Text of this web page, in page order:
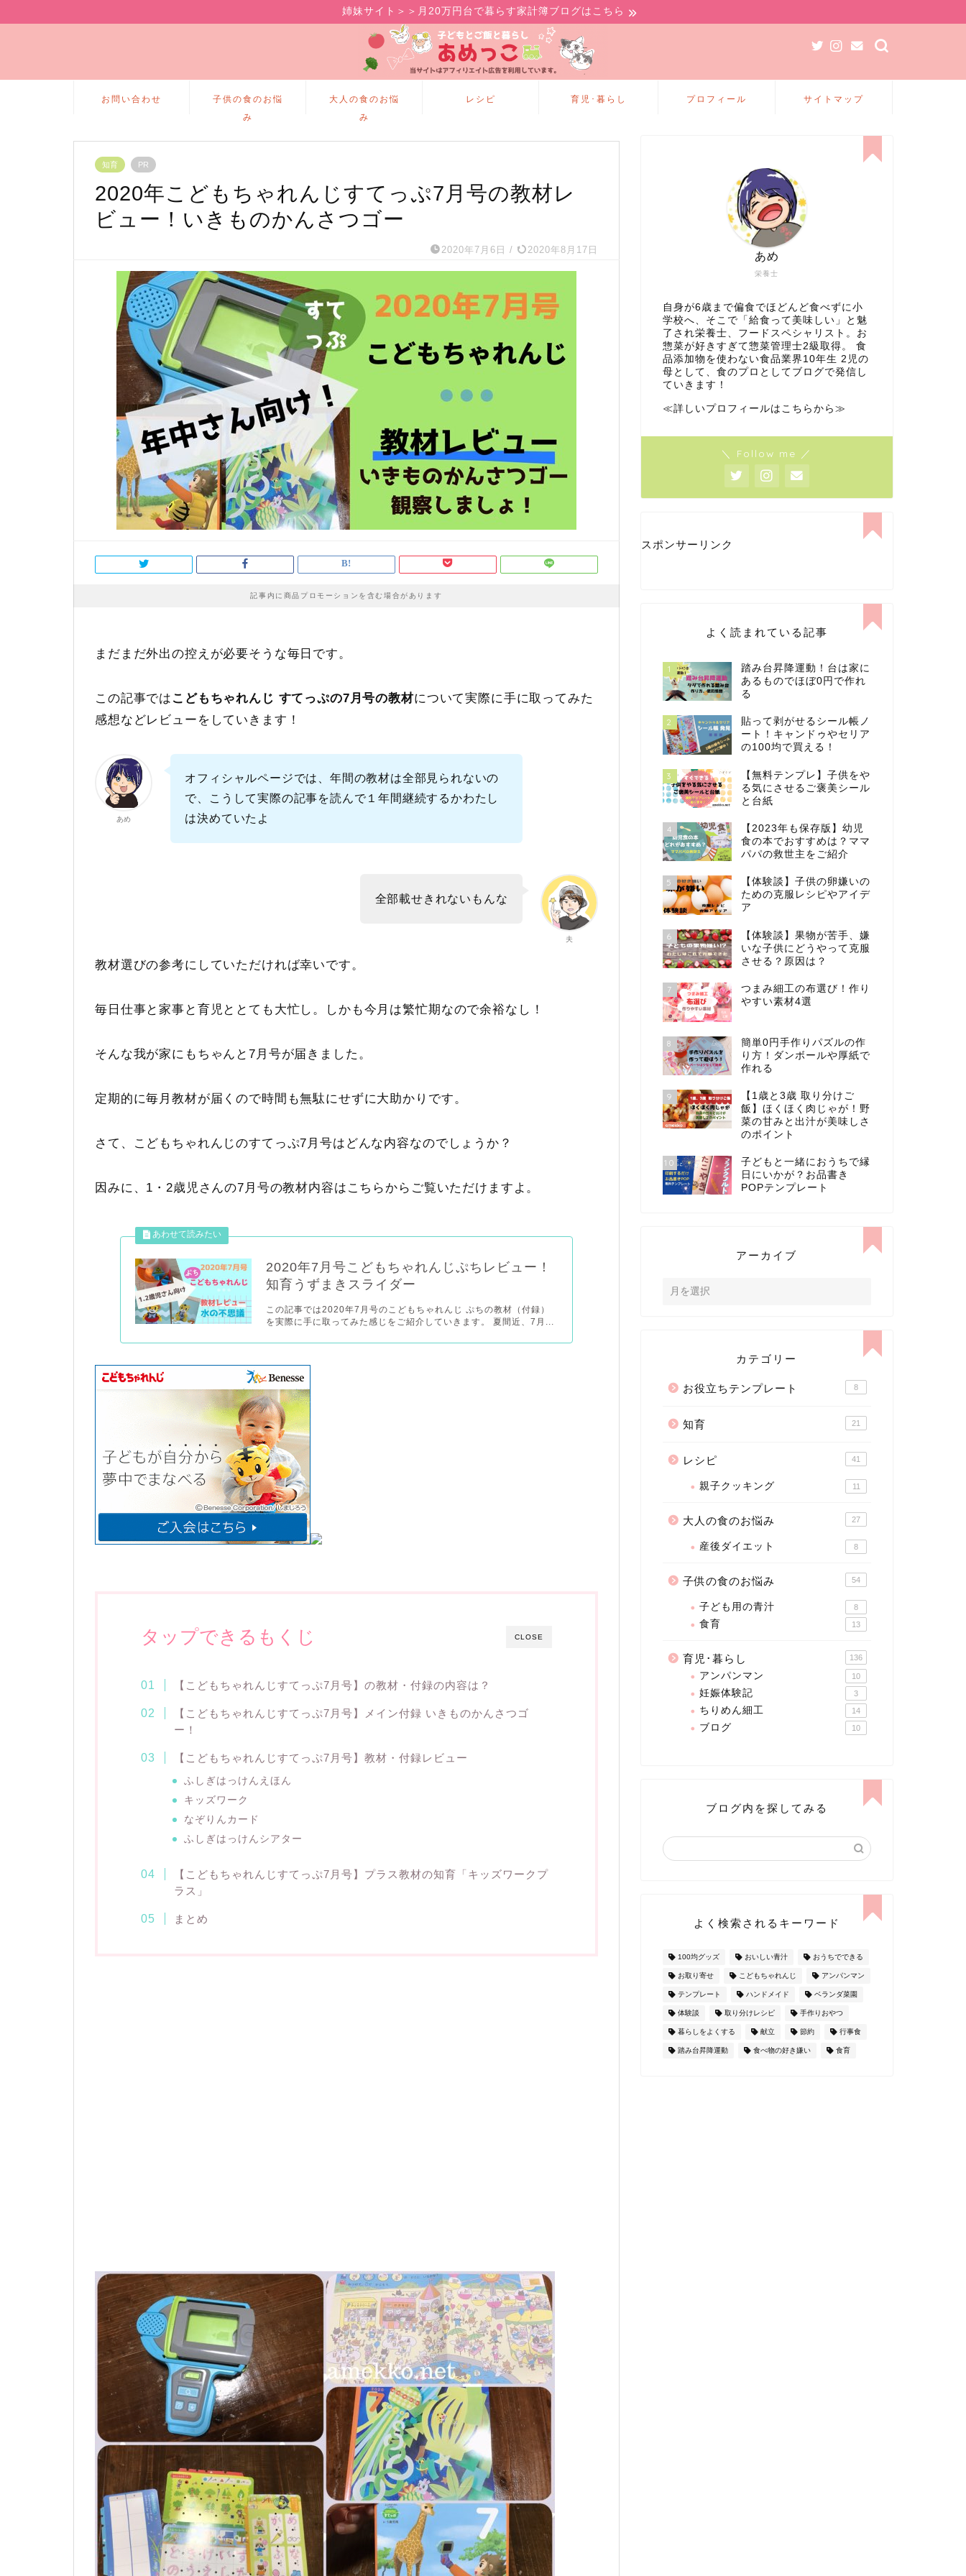
姉妹サイト＞＞月20万円台で暮らす家計簿ブログはこちら
お問い合わせ
子供の食のお悩
み
大人の食のお悩
み
レシピ 育児･暮らし プロフィール サイトマップ
知育 PR
2020年こどもちゃれんじすてっぷ7月号の教材レ
ビュー！いきものかんさつゴー
2020年7月6日 / 2020年8月17日
記事内に商品プロモーションを含む場合があります
まだまだ外出の控えが必要そうな毎日です。
この記事では こどもちゃれんじ すてっぷの7月号の教材について実際に手に取ってみた
感想などレビューをしていきます！
あめ
オフィシャルページでは、年間の教材は全部見られないの
で、こうして実際の記事を読んで１年間継続するかわたし
は決めていたよ
夫
全部載せきれないもんな
教材選びの参考にしていただければ幸いです。
毎日仕事と家事と育児ととても大忙し。しかも今月は繁忙期なので余裕なし！
そんな我が家にもちゃんと7月号が届きました。
定期的に毎月教材が届くので時間も無駄にせずに大助かりです。
さて、こどもちゃれんじのすてっぷ7月号はどんな内容なのでしょうか？
因みに、1・2歳児さんの7月号の教材内容はこちらからご覧いただけますよ。
2020年7月号こどもちゃれんじぷちレビュー！
知育うずまきスライダー
この記事では2020年7月号のこどもちゃれんじ ぷちの教材（付録）
を実際に手に取ってみた感じをご紹介していきます。 夏間近、7月...
CLOSE
タップできるもくじ
【こどもちゃれんじすてっぷ7月号】の教材・付録の内容は？
【こどもちゃれんじすてっぷ7月号】メイン付録 いきものかんさつゴ
ー！
【こどもちゃれんじすてっぷ7月号】教材・付録レビュー
ふしぎはっけんえほん
キッズワーク
なぞりんカード
ふしぎはっけんシアター
【こどもちゃれんじすてっぷ7月号】プラス教材の知育「キッズワークプ
ラス」
まとめ
栄養士
あめ
自身が6歳まで偏食でほどんど食べずに小
学校へ、そこで「給食って美味しい」と魅
了され栄養士、フードスペシャリスト。お
惣菜が好きすぎて惣菜管理士2級取得。 食
品添加物を使わない食品業界10年生 2児の
母として、食のプロとしてブログで発信し
ていきます！
≪詳しいプロフィールはこちらから≫
＼ Follow me ／
スポンサーリンク
よく読まれている記事
1
踏み台昇降運動！台は家に
あるものでほぼ0円で作れ
る
2
貼って剥がせるシール帳ノ
ート！キャンドゥやセリア
の100均で買える！
3
【無料テンプレ】子供をや
る気にさせるご褒美シール
と台紙
4
【2023年も保存版】幼児
食の本でおすすめは？ママ
パパの救世主をご紹介
5
【体験談】子供の卵嫌いの
ための克服レシピやアイデ
ア
6
【体験談】果物が苦手、嫌
いな子供にどうやって克服
させる？原因は？
7
つまみ細工の布選び！作り
やすい素材4選
8
簡単0円手作りパズルの作
り方！ダンボールや厚紙で
作れる
9
【1歳と3歳 取り分けご
飯】ほくほく肉じゃが！野
菜の甘みと出汁が美味しさ
のポイント
10
子どもと一緒におうちで縁
日にいかが？お品書き
POPテンプレート
アーカイブ
カテゴリー
お役立ちテンプレート 8
知育 21
レシピ 41
親子クッキング 11
大人の食のお悩み 27
産後ダイエット 8
子供の食のお悩み 54
子ども用の青汁 8
食育 13
育児･暮らし 136
アンパンマン 10
妊娠体験記 3
ちりめん細工 14
ブログ 10
ブログ内を探してみる
よく検索されるキーワード
100均グッズ おいしい青汁 おうちでできる
お取り寄せ こどもちゃれんじ アンパンマン
テンプレート ハンドメイド ベランダ菜園
体験談 取り分けレシピ 手作りおやつ
暮らしをよくする 献立 節約 行事食
踏み台昇降運動 食べ物の好き嫌い 食育